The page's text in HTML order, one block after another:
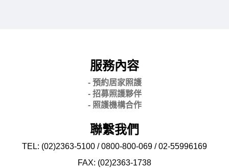
服務內容
- 預約居家照護
- 招募照護夥伴
- 照護機構合作
聯繫我們
TEL: (02)2363-5100 / 0800-800-069 / 02-55996169
FAX: (02)2363-1738